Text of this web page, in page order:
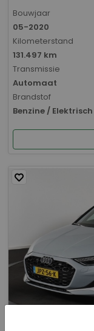
Bouwjaar
05-2020
Kilometerstand
131.497 km
Transmissie
Automaat
Brandstof
Benzine / Elektrisch